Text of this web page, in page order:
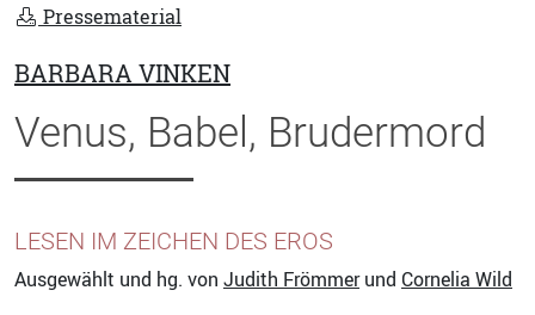
Pressematerial
BARBARA VINKEN
Venus, Babel, Brudermord
LESEN IM ZEICHEN DES EROS
Ausgewählt und hg. von Judith Frömmerund Cornelia Wild